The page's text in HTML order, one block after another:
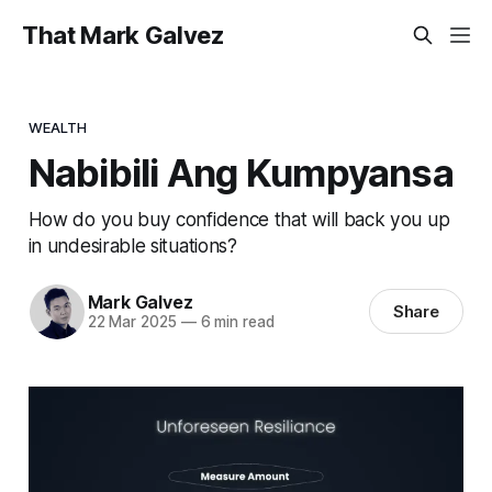
That Mark Galvez
WEALTH
Nabibili Ang Kumpyansa
How do you buy confidence that will back you up
in undesirable situations?
Mark Galvez
22 Mar 2025 —6 min read Share